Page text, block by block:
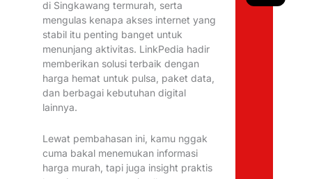
di Singkawang termurah, serta
mengulas kenapa akses internet yang
stabil itu penting banget untuk
menunjang aktivitas. LinkPedia hadir
memberikan solusi terbaik dengan
harga hemat untuk pulsa, paket data,
dan berbagai kebutuhan digital
lainnya.
Lewat pembahasan ini, kamu nggak
cuma bakal menemukan informasi
harga murah, tapi juga insight praktis